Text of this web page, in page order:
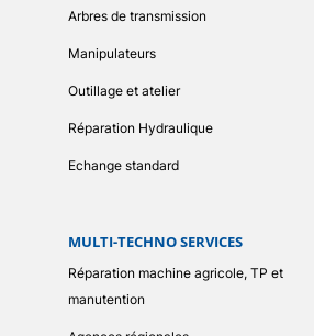
Arbres de transmission
Manipulateurs
Outillage et atelier
Réparation Hydraulique
Echange standard
MULTI-TECHNO SERVICES
Réparation machine agricole, TP et
manutention